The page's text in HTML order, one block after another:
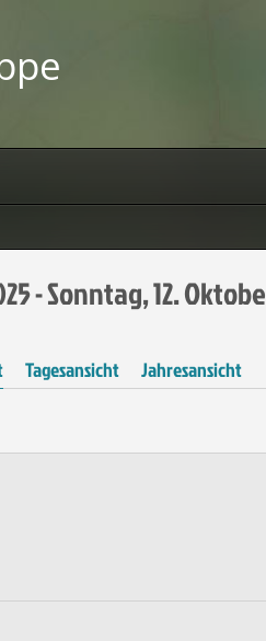
- Sonntag, 12.
Tagesansicht Jahresansicht